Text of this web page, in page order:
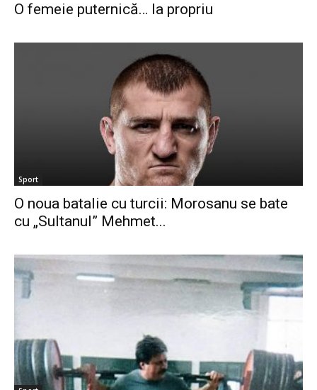
O femeie puternică… la propriu
Sport
O noua batalie cu turcii: Morosanu se bate
cu „Sultanul” Mehmet...